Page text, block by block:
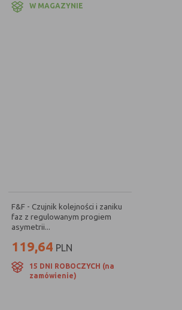
W MAGAZYNIE
F&F - Czujnik kolejności i zaniku
faz z regulowanym progiem
asymetrii...
119,64 PLN
15 DNI ROBOCZYCH (na
zamówienie)